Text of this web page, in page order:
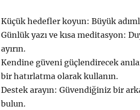
Küçük hedefler koyun: Büyük
Günlük yazı ve kısa meditasyon:
ayırın.
Kendine güveni güçlendirecek
bir hatırlatma olarak kullanın.
Destek arayın: Güvendiğiniz bir
bulun.